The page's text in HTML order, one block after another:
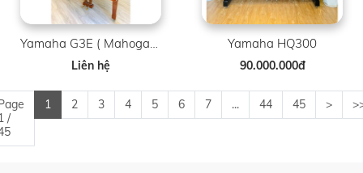
Yamaha G3E ( Mahogany )
Liên hệ
Yamaha HQ300
90.000.000đ
/
1 2 3 4 5 6 7 ... 44 45 >